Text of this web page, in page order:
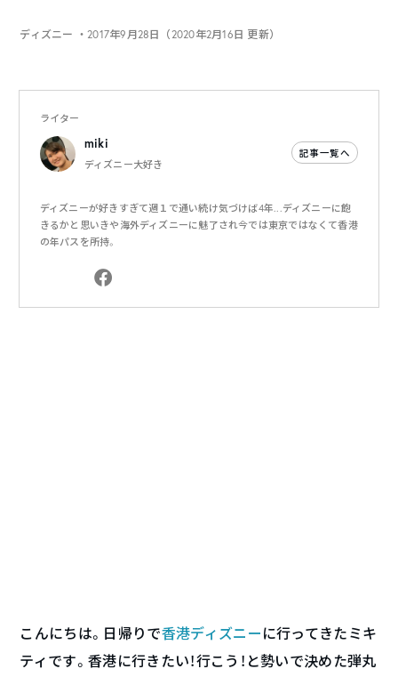
ディズニー ・2017年9月28日（2020年2月16日 更新）
ライター
miki
ディズニー大好き
記事一覧へ
ディズニーが好きすぎて週１で通い続け気づけば4年...ディズニーに飽
きるかと思いきや海外ディズニーに魅了され今では東京ではなくて香港
の年パスを所持。
こんにちは。日帰りで香港ディズニーに行ってきたミキ
ティです。香港に行きたい！行こう！と勢いで決めた弾丸